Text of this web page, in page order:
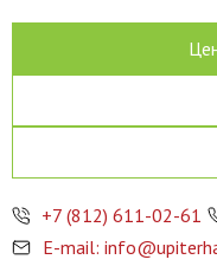
+7 (812) 611-02-61
E-mail: